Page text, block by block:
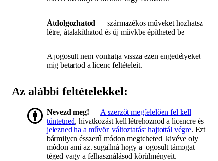
Átdolgozhatod — származékos műveket hozhatsz
létre, átalakíthatod és új művkbe építheted be
A jogosult nem vonhatja vissza ezen engedélyeket
míg betartod a licenc feltételeit.
Az alábbi feltételekkel:
Nevezd meg! — A szerzőt megfelelően fel kell
tüntetned, hivatkozást kell létrehoznod a licencre és
jelezned ha a művön változtatást hajtottál végre. Ezt
bármilyen ésszerű módon megteheted, kivéve oly
módon ami azt sugallná hogy a jogosult támogat
téged vagy a felhasználásod körülményeit.